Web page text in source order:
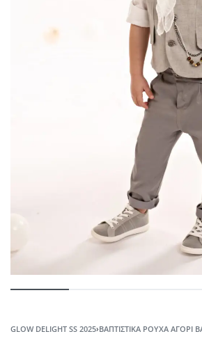
GLOW DELIGHT SS 2025›ΒΑΠΤΙΣΤΙΚΆ ΡΟΎΧΑ ΑΓΌΡΙ